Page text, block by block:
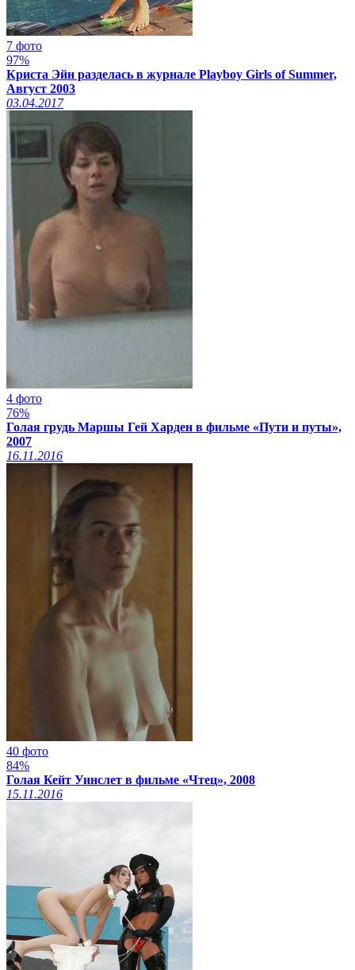
7 фото
97%
Криста Эйн разделась в журнале Playboy Girls of Summer,
Август 2003
03.04.2017
4 фото
76%
Голая грудь Маршы Гей Харден в фильме «Пути и путы»,
2007
16.11.2016
40 фото
84%
Голая Кейт Уинслет в фильме «Чтец», 2008
15.11.2016